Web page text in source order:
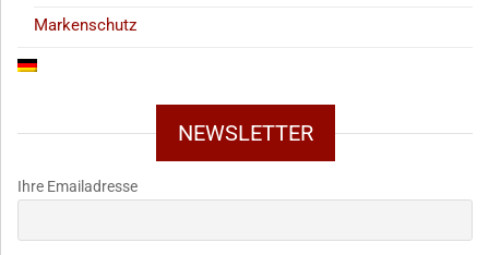
Markenschutz
NEWSLETTER
Ihre Emailadresse